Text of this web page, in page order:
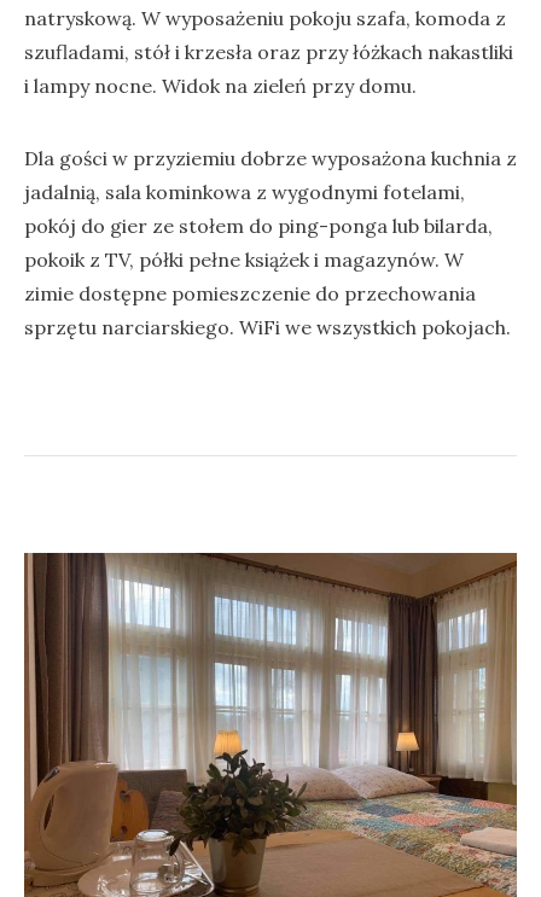
natryskową. W wyposażeniu pokoju szafa, komoda z
szufladami, stół i krzesła oraz przy łóżkach nakastliki
i lampy nocne. Widok na zieleń przy domu.
Dla gości w przyziemiu dobrze wyposażona kuchnia z
jadalnią, sala kominkowa z wygodnymi fotelami,
pokój do gier ze stołem do ping-ponga lub bilarda,
pokoik z TV, półki pełne książek i magazynów. W
zimie dostępne pomieszczenie do przechowania
sprzętu narciarskiego. WiFi we wszystkich pokojach.